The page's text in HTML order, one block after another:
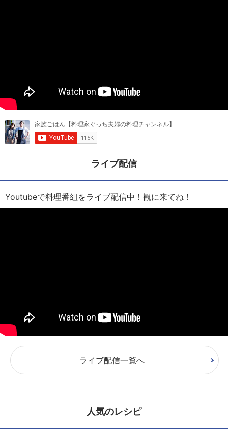
ライブ配信
Youtubeで料理番組をライブ配信中！観に来てね！
ライブ配信一覧へ
人気のレシピ